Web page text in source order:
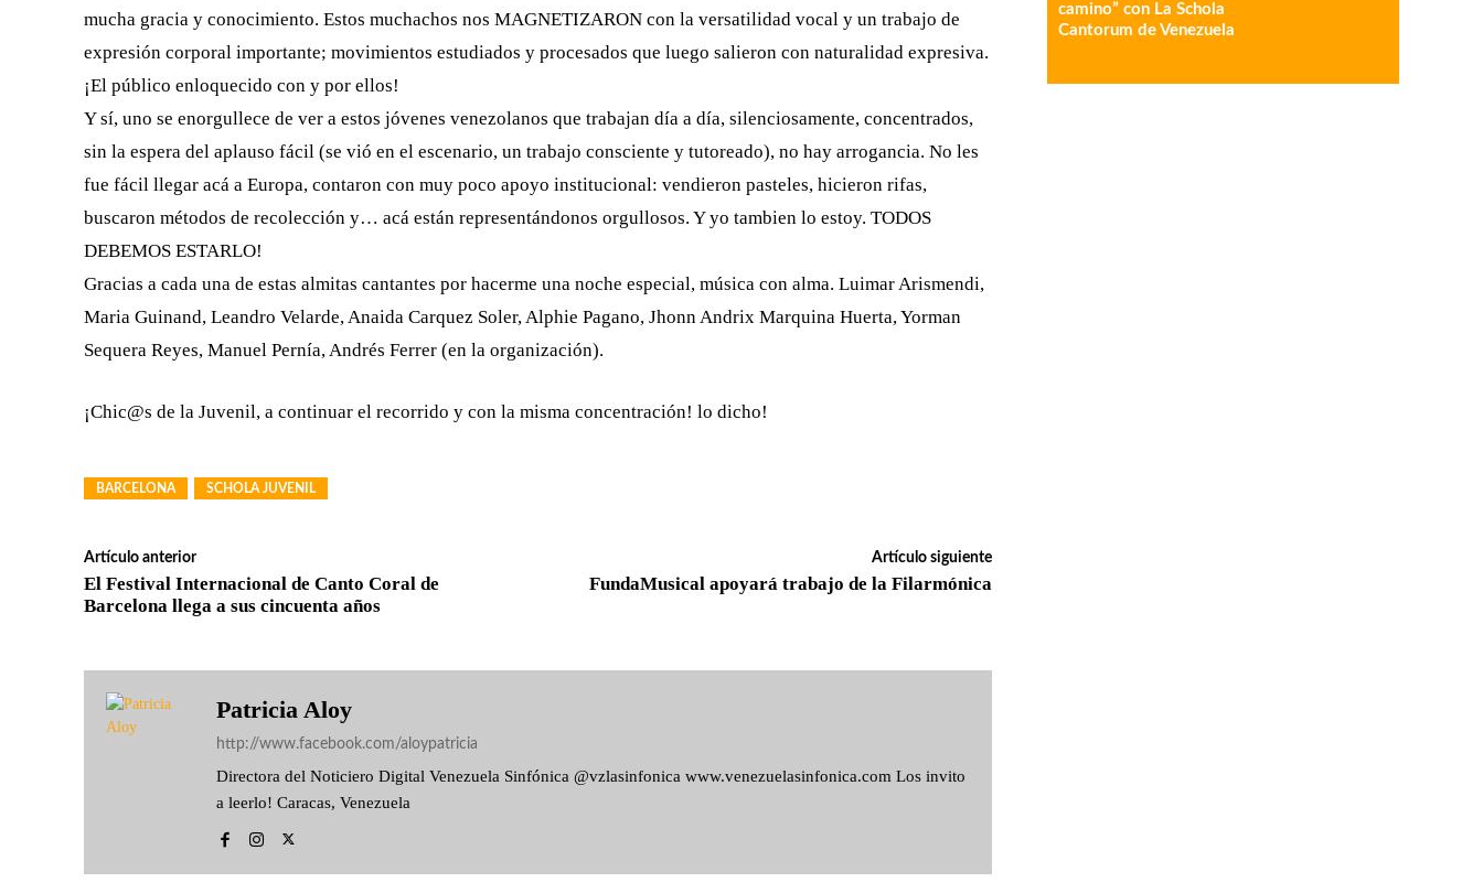
mucha gracia y conocimiento. Estos muchachos nos MAGNETIZARON con la versatilidad vocal y un trabajo de
expresión corporal importante; movimientos estudiados y procesados que luego salieron con naturalidad expresiva.
¡El público enloquecido con y por ellos!
Y sí, uno se enorgullece de ver a estos jóvenes venezolanos que trabajan día a día, silenciosamente, concentrados,
sin la espera del aplauso fácil (se vió en el escenario, un trabajo consciente y tutoreado), no hay arrogancia. No les
fue fácil llegar acá a Europa, contaron con muy poco apoyo institucional: vendieron pasteles, hicieron rifas,
buscaron métodos de recolección y… acá están representándonos orgullosos. Y yo tambien lo estoy. TODOS
DEBEMOS ESTARLO!
Gracias a cada una de estas almitas cantantes por hacerme una noche especial, música con alma. Luimar Arismendi,
Maria Guinand, Leandro Velarde, Anaida Carquez Soler, Alphie Pagano, Jhonn Andrix Marquina Huerta, Yorman
Sequera Reyes, Manuel Pernía, Andrés Ferrer (en la organización).
¡Chic@s de la Juvenil, a continuar el recorrido y con la misma concentración! lo dicho!
BARCELONA SCHOLA JUVENIL
Artículo anterior
El Festival Internacional de Canto Coral de
Barcelona llega a sus cincuenta años
Artículo siguiente
FundaMusical apoyará trabajo de la Filarmónica
Patricia Aloy
http://www.facebook.com/aloypatricia
Directora del Noticiero Digital Venezuela Sinfónica @vzlasinfonica www.venezuelasinfonica.com Los invito
a leerlo! Caracas, Venezuela
camino” con La Schola
Cantorum de Venezuela